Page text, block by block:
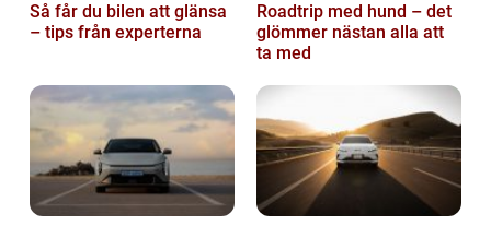
Så får du bilen att glänsa
– tips från experterna
Roadtrip med hund – det
glömmer nästan alla att
ta med